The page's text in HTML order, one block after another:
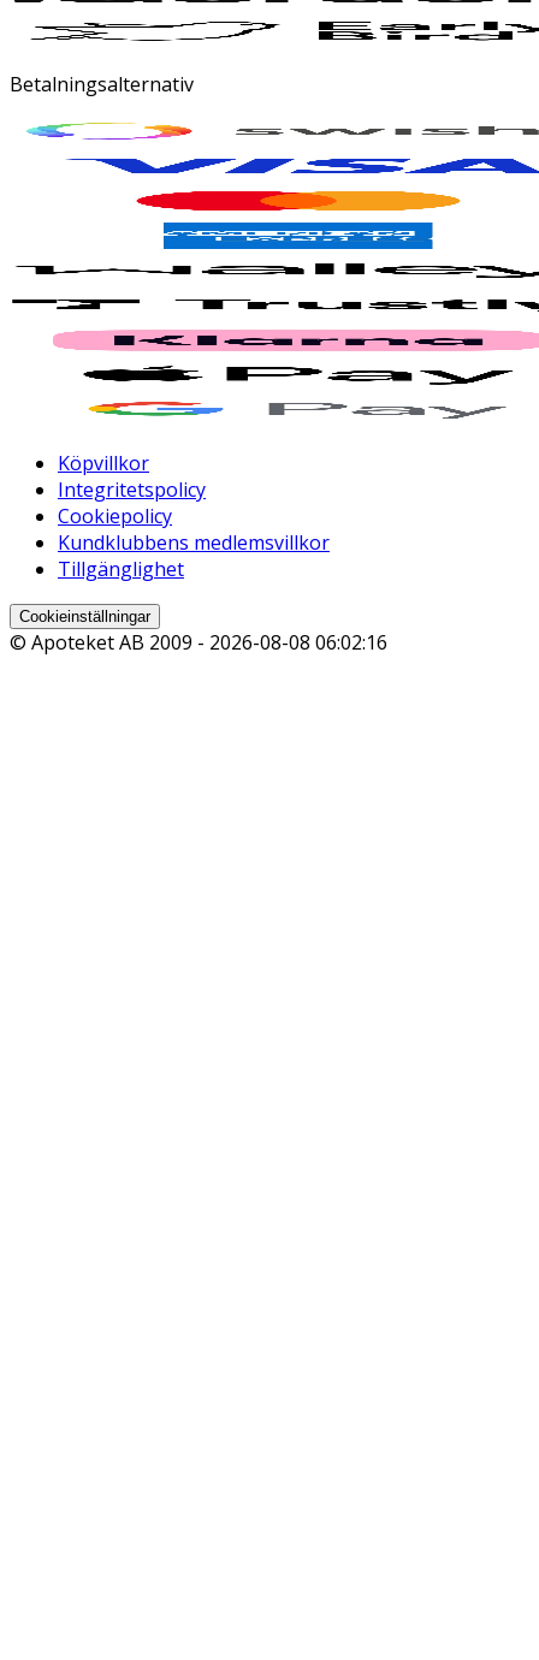
Betalningsalternativ
Köpvillkor
Integritetspolicy
Cookiepolicy
Kundklubbens medlemsvillkor
Tillgänglighet
Cookieinställningar
© Apoteket AB 2009 - 2026-08-08 06:02:16